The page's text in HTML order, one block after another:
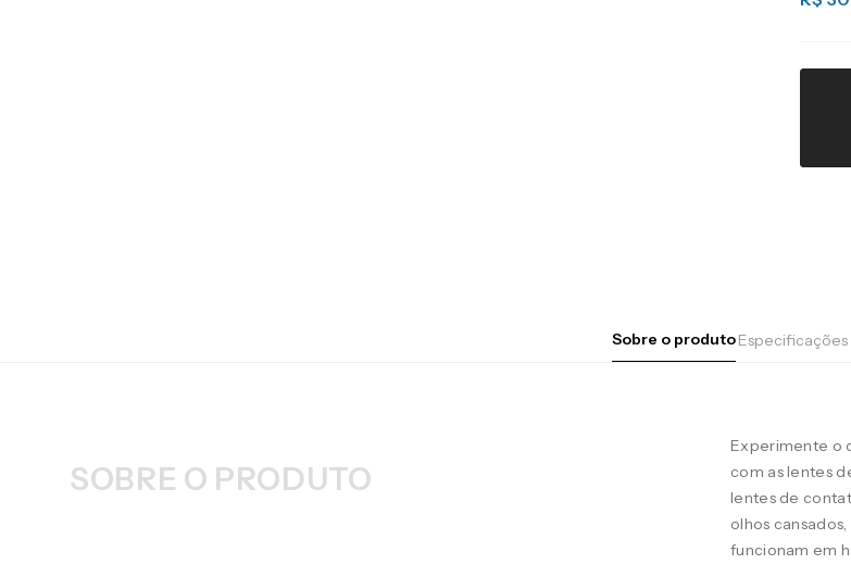
Sobre o produtoEspecificações
SOBRE O PRODUTO
Experimente o
com as lentes
lentes de
olhos
funcionam em